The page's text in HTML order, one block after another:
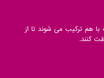
با هم ترکیب می شوند تا از
کنند.